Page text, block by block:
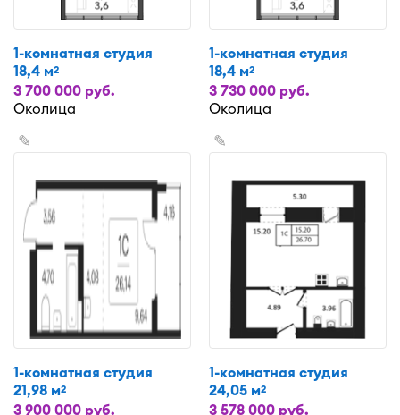
1-комнатная студия
18,4 м2
3 700 000 руб.
Околица
1-комнатная студия
18,4 м2
3 730 000 руб.
Околица
✎
1-комнатная студия
21,98 м2
3 900 000 руб.
✎
1-комнатная студия
24,05 м2
3 578 000 руб.